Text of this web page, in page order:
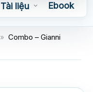
Tài liệu
Ebook
» Combo – Gianni